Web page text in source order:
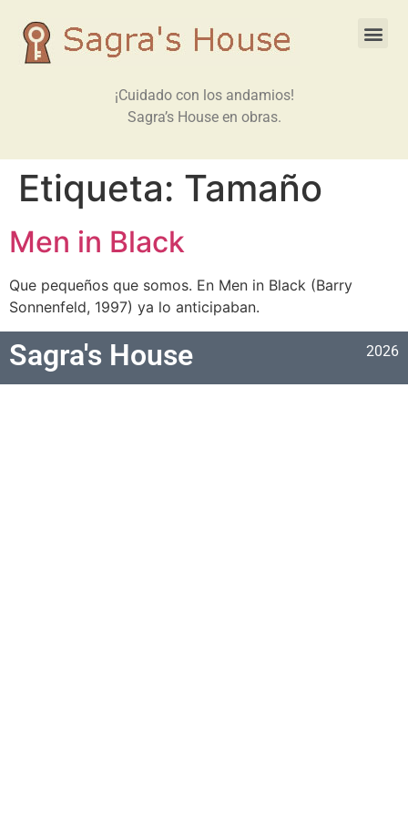
¡Cuidado con los andamios!
Sagra’s House en obras.
Etiqueta: Tamaño
Men in Black
Que pequeños que somos. En Men in Black (Barry
Sonnenfeld, 1997) ya lo anticipaban.
Sagra's House 2026